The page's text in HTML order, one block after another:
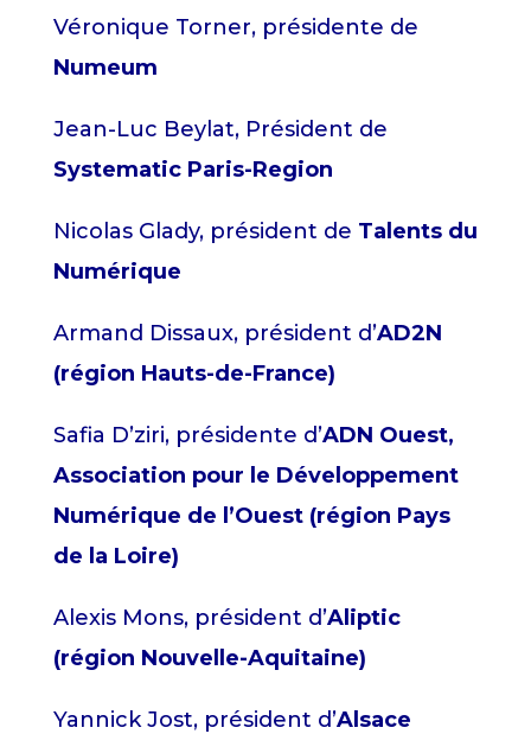
Véronique Torner, présidente de
Numeum
Jean-Luc Beylat, Président de
Systematic Paris-Region
Nicolas Glady, président de Talents du
Numérique
Armand Dissaux, président d’AD2N
(région Hauts-de-France)
Safia D’ziri, présidente d’ADN Ouest,
Association pour le Développement
Numérique de l’Ouest (région Pays
de la Loire)
Alexis Mons, président d’Aliptic
(région Nouvelle-Aquitaine)
Yannick Jost, président d’Alsace